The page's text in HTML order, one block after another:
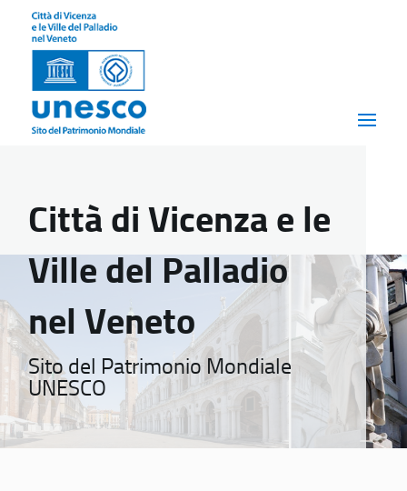
Città di Vicenza e le
Ville del Palladio
nel Veneto
Sito del Patrimonio Mondiale
UNESCO